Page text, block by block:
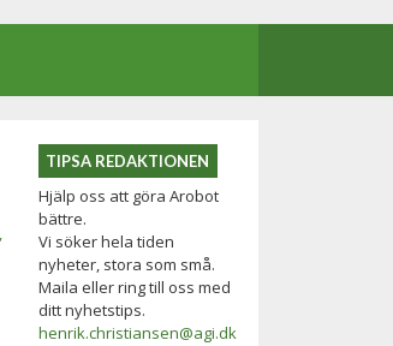
TIPSA REDAKTIONEN
Hjälp oss att göra Arobot
bättre.
Vi söker hela tiden
nyheter, stora som små.
Maila eller ring till oss med
ditt nyhetstips.
henrik.christiansen@agi.dk